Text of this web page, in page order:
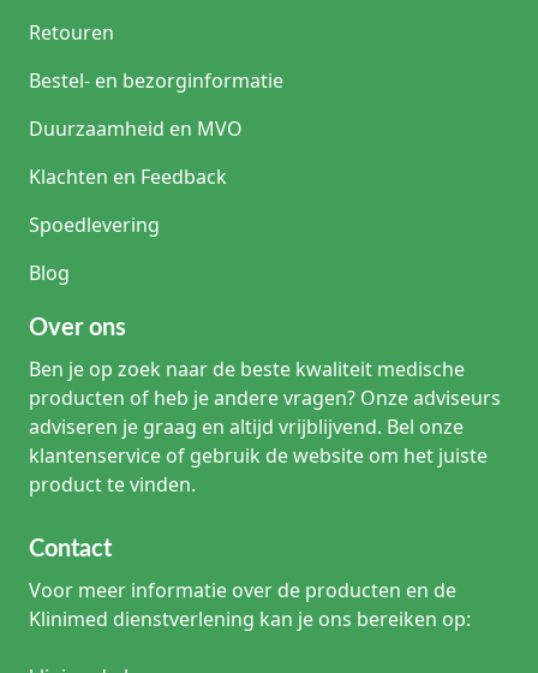
Retouren
Bestel- en bezorginformatie
Duurzaamheid en MVO
Klachten en Feedback
Spoedlevering
Blog
Over ons
Ben je op zoek naar de beste kwaliteit medische
producten of heb je andere vragen? Onze adviseurs
adviseren je graag en altijd vrijblijvend. Bel onze
klantenservice of gebruik de website om het juiste
product te vinden.
Contact
Voor meer informatie over de producten en de
Klinimed dienstverlening kan je ons bereiken op: